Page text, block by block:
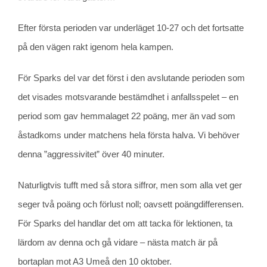
Efter första perioden var underläget 10-27 och det fortsatte
på den vägen rakt igenom hela kampen.
För Sparks del var det först i den avslutande perioden som
det visades motsvarande bestämdhet i anfallsspelet – en
period som gav hemmalaget 22 poäng, mer än vad som
åstadkoms under matchens hela första halva. Vi behöver
denna ”aggressivitet” över 40 minuter.
Naturligtvis tufft med så stora siffror, men som alla vet ger
seger två poäng och förlust noll; oavsett poängdifferensen.
För Sparks del handlar det om att tacka för lektionen, ta
lärdom av denna och gå vidare – nästa match är på
bortaplan mot A3 Umeå den 10 oktober.